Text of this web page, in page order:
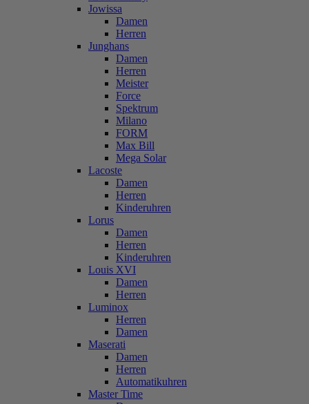
Jowissa
Damen
Herren
Junghans
Damen
Herren
Meister
Force
Spektrum
Milano
FORM
Max Bill
Mega Solar
Lacoste
Damen
Herren
Kinderuhren
Lorus
Damen
Herren
Kinderuhren
Louis XVI
Damen
Herren
Luminox
Herren
Damen
Maserati
Damen
Herren
Automatikuhren
Master Time